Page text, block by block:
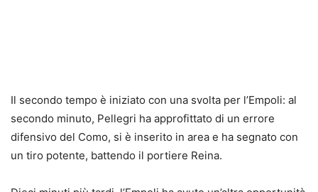
Il secondo tempo è iniziato con una svolta per l’Empoli: al
secondo minuto, Pellegri ha approfittato di un errore
difensivo del Como, si è inserito in area e ha segnato con
un tiro potente, battendo il portiere Reina.